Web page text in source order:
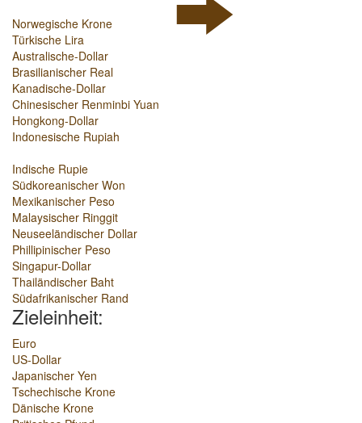
Norwegische Krone
Türkische Lira
Australische-Dollar
Brasilianischer Real
Kanadische-Dollar
Chinesischer Renminbi Yuan
Hongkong-Dollar
Indonesische Rupiah
Indische Rupie
Südkoreanischer Won
Mexikanischer Peso
Malaysischer Ringgit
Neuseeländischer Dollar
Phillipinischer Peso
Singapur-Dollar
Thailändischer Baht
Südafrikanischer Rand
Zieleinheit:
Euro
US-Dollar
Japanischer Yen
Tschechische Krone
Dänische Krone